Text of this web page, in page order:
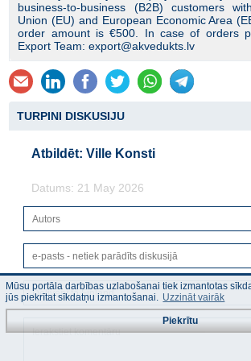
business-to-business (B2B) customers
Union (EU) and European Economic Area
order amount is €500. In case of orders
Export Team: export@akvedukts.lv
TURPINI DISKUSIJU
Atbildēt: Ville Konsti
Datums: 21 May 2026
Mūsu portāla darbības uzlabošanai tiek izmantotas
jūs piekrītat sīkdatņu izmantošanai. Uzzināt vairāk
Piekrītu